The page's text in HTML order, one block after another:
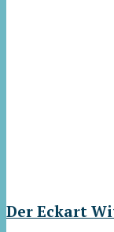
Der Eckart